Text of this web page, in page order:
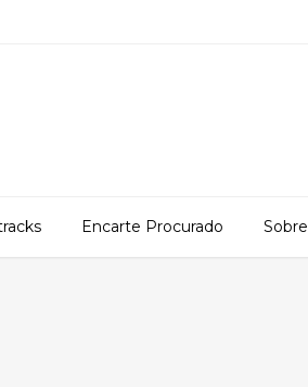
Encarte Procurado Sobre